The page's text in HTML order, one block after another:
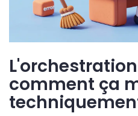
comment ça